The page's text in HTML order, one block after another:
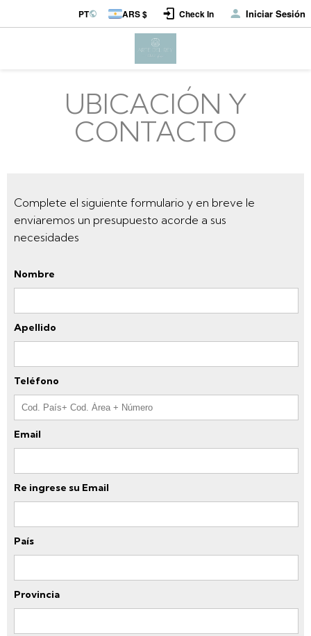
PT ARS $ Check In Iniciar Sesión
UBICACIÓN Y
CONTACTO
Complete el siguiente formulario y en breve le
enviaremos un presupuesto acorde a sus
necesidades
Nombre
Apellido
Teléfono
Email
Re ingrese su Email
País
Provincia